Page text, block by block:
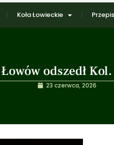
Koła Łowieckie
odszedł
23 czerwca, 2026